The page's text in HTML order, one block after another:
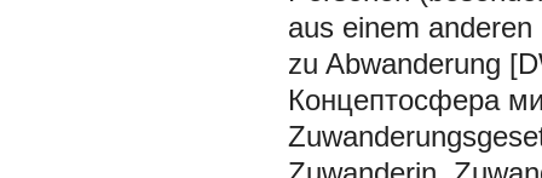
aus einem
zu Abwanderung
Концептосфера